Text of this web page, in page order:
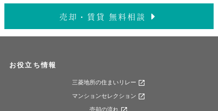
売却・賃貸 無料相談
お役立ち情報
三菱地所の住まいリレー
マンションセレクション
売却の流れ